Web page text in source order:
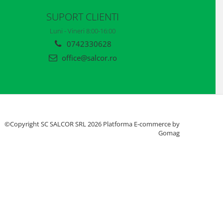
SUPORT CLIENTI
Luni - Vineri 8:00-16:00
0742330628
office@salcor.ro
©Copyright SC SALCOR SRL 2026 Platforma E-commerce by
Gomag